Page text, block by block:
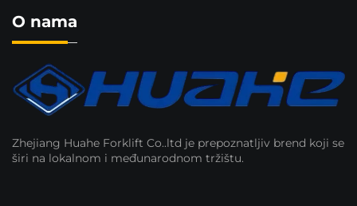
O nama
Zhejiang Huahe Forklift Co..ltd je prepoznatljiv brend koji se
širi na lokalnom i međunarodnom tržištu.